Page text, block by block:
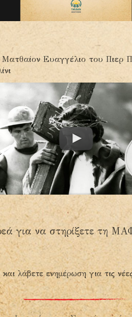
Ευαγγέλιο του Πιερ
για να στηρίξετε τη
λάβετε ενημέρωση για τις